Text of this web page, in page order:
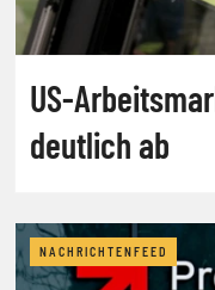
US-
deutlich ab
NACHRICHTENFEED